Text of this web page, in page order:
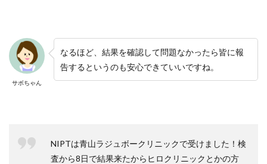
サボちゃん
なるほど、結果を確認して問題なかったら皆に報
告するというのも安心できていいですね。
NIPTは青山ラジュボークリニックで受けました！検
査から8日で結果来たからヒロクリニックとかの方